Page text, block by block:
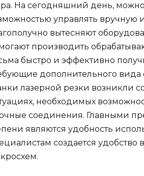
На сегодняшний день, можно
управлять вручную
вытесняют
производить
быстро и эффективно
дополнительного вида
лазерной резки возникли
необходимых
соединения. Главными
являются удобность
создается